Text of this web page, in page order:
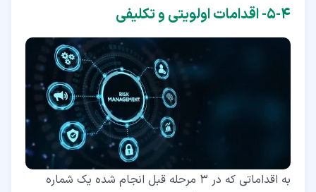
۴‏-‏۵‏- اقدامات اولویتی و تکلیفی
به اقداماتی که در 3 مرحله قبل انجام شده یک شماره